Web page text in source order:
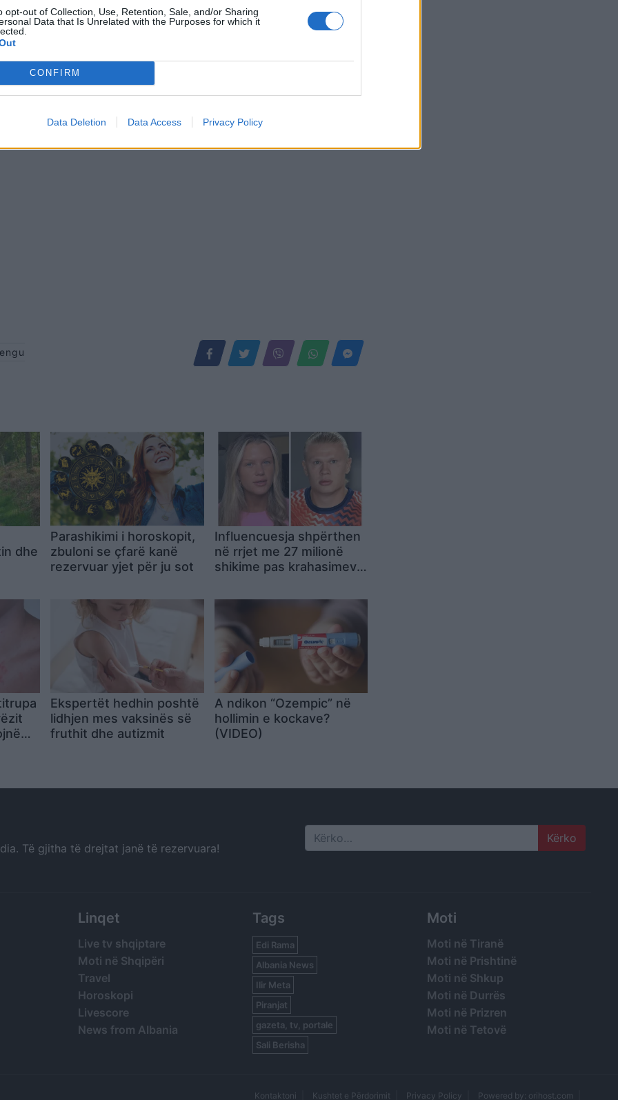
opt-out of Collection, Use, Retention, Sale, and/or Sharing
Data that Is Unrelated with the Purposes for which it
CONFIRM
Data Deletion Data Access Privacy Policy
gjumit që ju ndihmojnë të
gjatë natës
Çfarë i ndodh trupit të njeriut kur është në
dhe
Parashikimi i horoskopit,
zbuloni se çfarë kanë
rezervuar yjet për ju sot
Influencuesja shpërthen
në rrjet me 27 milionë
shikime pas krahasimeve
Ekspertët hedhin poshtë
lidhjen mes vaksinës së
fruthit dhe autizmit
A ndikon “Ozempic” në
hollimin e kockave?
(VIDEO)
Të gjitha të drejtat janë të rezervuara! Search
Linqet
Live tv shqiptare
Moti në Shqipëri
Travel
Horoskopi
Livescore
News from Albania
Tags
Edi Rama
Albania News
Ilir Meta
Piranjat
gazeta, tv, portale
Sali Berisha
Moti
Moti në Tiranë
Moti në Prishtinë
Moti në Shkup
Moti në Durrës
Moti në Prizren
Moti në Tetovë
Kontaktoni Kushtet e Përdorimit Privacy Policy Powered by: orihost.com